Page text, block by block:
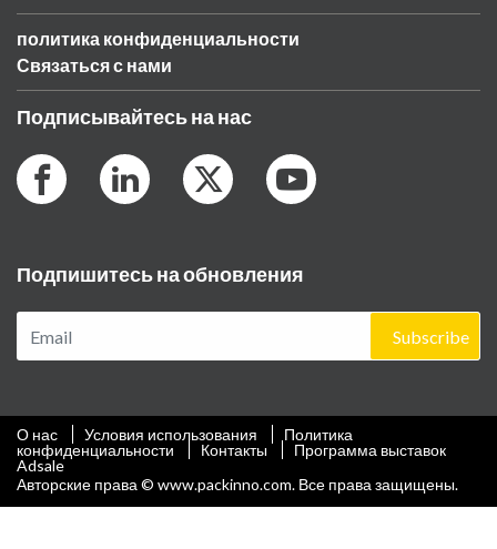
политика конфиденциальности
Связаться с нами
Подписывайтесь на нас
Подпишитесь на обновления
Subscribe
О нас Условия использования
Политика
конфиденциальности
Контакты
Программа выставок
Adsale
Авторские права © www.packinno.com. Все права защищены.